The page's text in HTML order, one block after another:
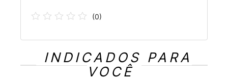
(0)
INDICADOS PARA
VOCÊ